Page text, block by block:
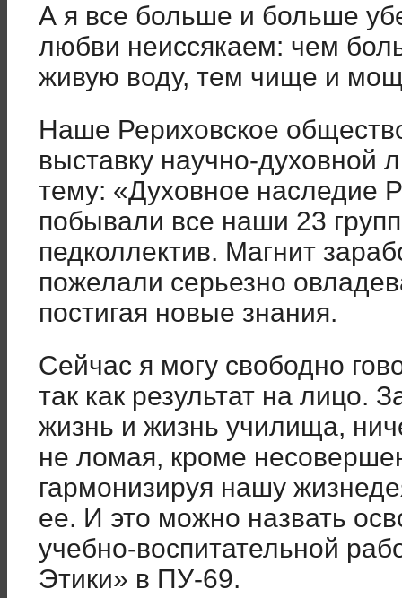
А я все больше и больше
любви неиссякаем: чем
живую воду, тем чище и
Наше Рериховское
выставку научно-духовной
тему: «Духовное наследие
побывали все наши 23
педколлектив. Магнит
пожелали серьезно
постигая новые знания.
Сейчас я могу свободно
так как результат на лицо.
жизнь и жизнь училища,
не ломая, кроме
гармонизируя нашу
ее. И это можно назвать
учебно-воспитательной
Этики» в ПУ-69.